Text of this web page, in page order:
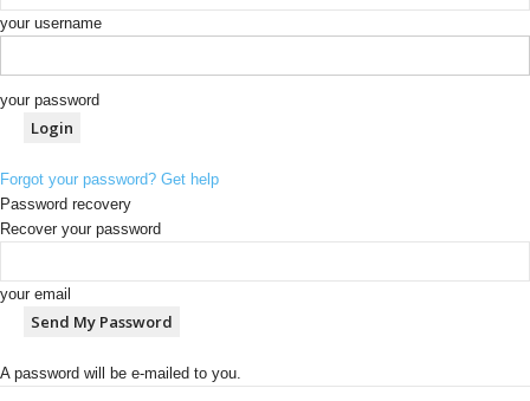
your username
your password
Forgot your password? Get help
Password recovery
Recover your password
your email
A password will be e-mailed to you.